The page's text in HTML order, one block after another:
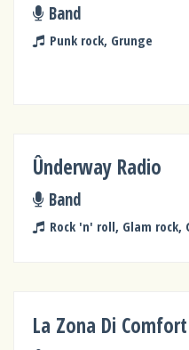
Band
Punk rock, Grunge
Ûnderway Radio
Band
Rock 'n' roll, Glam rock,
La Zona Di Comfort